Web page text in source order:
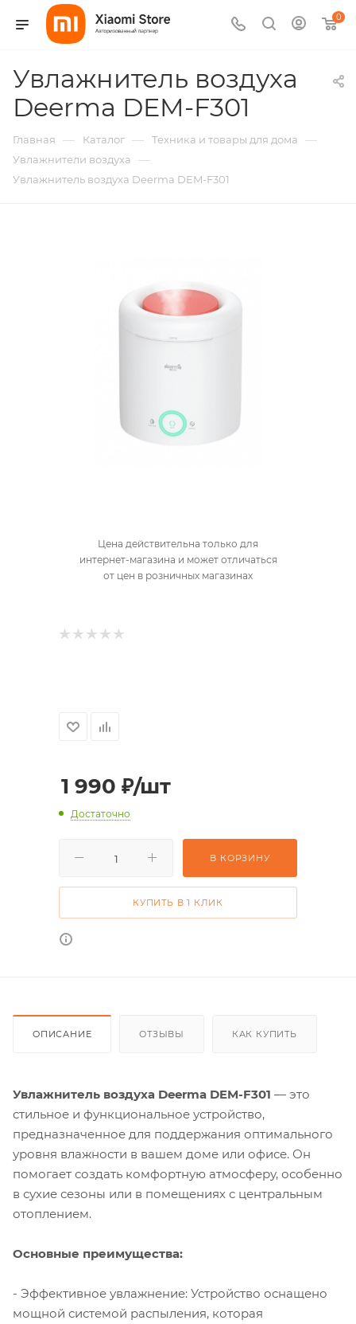
0
Увлажнитель воздуха
Deerma DEM-F301
Главная — Каталог — Техника и товары для дома —
Увлажнители воздуха —
Увлажнитель воздуха Deerma DEM-F301
Цена действительна только для
интернет-магазина и может отличаться
от цен в розничных магазинах
1 990 ₽/шт
Достаточно
В КОРЗИНУ
КУПИТЬ В 1 КЛИК
ОПИСАНИЕ ОТЗЫВЫ КАК КУПИТЬ
Увлажнитель воздуха Deerma DEM-F301 — это
стильное и функциональное устройство,
предназначенное для поддержания оптимального
уровня влажности в вашем доме или офисе. Он
помогает создать комфортную атмосферу, особенно
в сухие сезоны или в помещениях с центральным
отоплением.
Основные преимущества:
- Эффективное увлажнение: Устройство оснащено
мощной системой распыления, которая